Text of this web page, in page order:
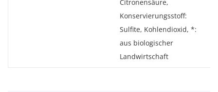
Citronensäure,
Konservierungsstoff:
Sulfite, Kohlendioxid, *:
aus biologischer
Landwirtschaft